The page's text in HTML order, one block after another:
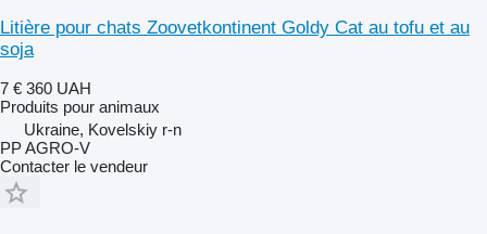
Litière pour chats Zoovetkontinent Goldy Cat au tofu et au
soja
7 € 360 UAH
Produits pour animaux
Ukraine, Kovelskiy r-n
PP AGRO-V
Contacter le vendeur